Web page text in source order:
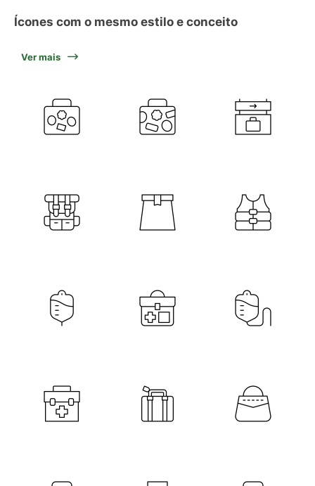
Ícones com o mesmo estilo e conceito
Ver mais